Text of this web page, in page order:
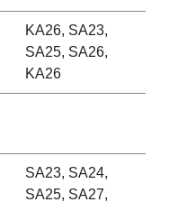
KA26, SA23,
SA25, SA26,
KA26
SA23, SA24,
SA25, SA27,